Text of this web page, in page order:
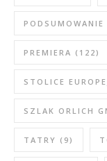
PODSUMOWANIE
PREMIERA (122)
STOLICE
SZLAK ORLICH
TATRY (9)